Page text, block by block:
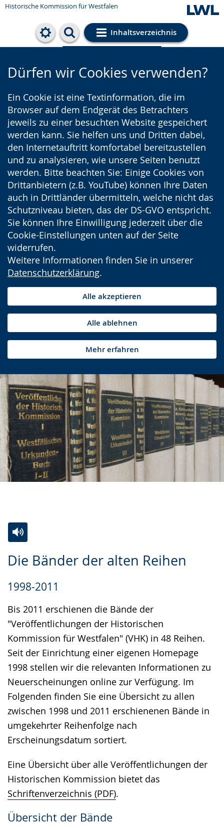
Historische Kommission für Westfalen
Inhaltsverzeichnis
Cookie-Einstellungen
Dürfen wir Cookies verwenden?
Ein Cookie ist eine Textinformation, die im
Browser auf dem Endgerät des Betrachters
jeweils zu einer besuchten Website gespeichert
werden kann. Sie helfen uns und Dritten dabei,
den Internetauftritt komfortabel bereitzustellen
und zu analysieren, wie unsere Seiten benutzt
werden. Bitte beachten Sie: Einige Cookies von
Drittanbietern (z.B. YouTube) können Ihre Daten
auch in Drittländer übermitteln, welche nicht das
Schutzniveau bieten, das der DS-GVO entspricht.
Sie können Ihre Einwilligung jederzeit über die
Cookie-Einstellungen unten auf der Seite
widerrufen.
Weitere Informationen finden Sie in unserer
Datenschutzerklärung.
Alle akzeptieren
Alle ablehnen
Mehr erfahren
Die Bänder der alten Reihen
1998-2011
Bis 2011 erschienen die Bände der
"Veröffentlichungen der Historischen
Kommission für Westfalen" (VHK) in 48 Reihen.
Seit der Einrichtung einer eigenen Homepage
1998 stellen wir die relevanten Informationen zu
Neuerscheinungen online zur Verfügung. Im
Folgenden finden Sie eine Übersicht zu allen
zwischen 1998 und 2011 erschienenen Bände in
umgekehrter Reihenfolge nach
Erscheinungsdatum sortiert.
Eine Übersicht über alle Veröffentlichungen der
Historischen Kommission bietet das
Schriftenverzeichnis (PDF).
Übersicht der Bände
Leichten
wechseln.
Audio-
Video
Deutscher
Gebärdensprache
wird
angezeigt.